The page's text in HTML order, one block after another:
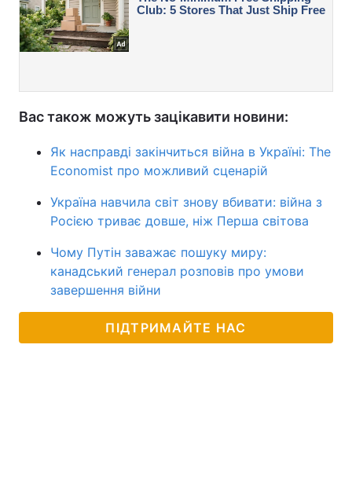
Вас також можуть зацікавити новини:
Як насправді закінчиться війна в Україні: The
Economist про можливий сценарій
Україна навчила світ знову вбивати: війна з
Росією триває довше, ніж Перша світова
Чому Путін заважає пошуку миру:
канадський генерал розповів про умови
завершення війни
ПІДТРИМАЙТЕ НАС